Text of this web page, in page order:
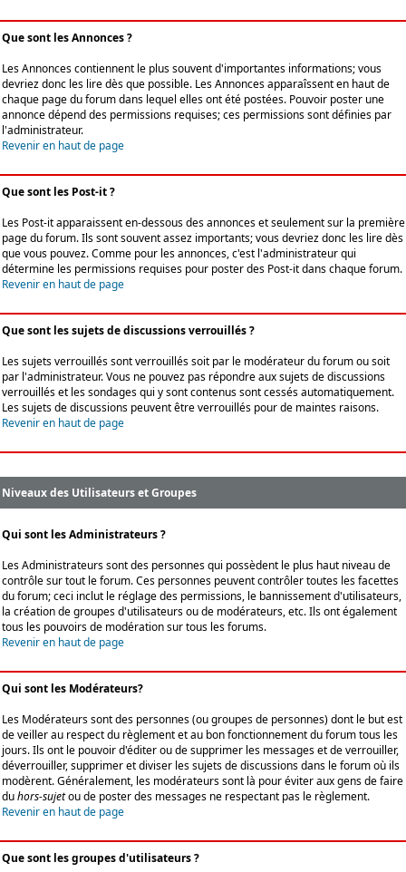
Que sont les Annonces ?
Les Annonces contiennent le plus souvent d'importantes informations; vous
devriez donc les lire dès que possible. Les Annonces apparaîssent en haut de
chaque page du forum dans lequel elles ont été postées. Pouvoir poster une
annonce dépend des permissions requises; ces permissions sont définies par
l'administrateur.
Revenir en haut de page
Que sont les Post-it ?
Les Post-it apparaissent en-dessous des annonces et seulement sur la première
page du forum. Ils sont souvent assez importants; vous devriez donc les lire dès
que vous pouvez. Comme pour les annonces, c'est l'administrateur qui
détermine les permissions requises pour poster des Post-it dans chaque forum.
Revenir en haut de page
Que sont les sujets de discussions verrouillés ?
Les sujets verrouillés sont verrouillés soit par le modérateur du forum ou soit
par l'administrateur. Vous ne pouvez pas répondre aux sujets de discussions
verrouillés et les sondages qui y sont contenus sont cessés automatiquement.
Les sujets de discussions peuvent être verrouillés pour de maintes raisons.
Revenir en haut de page
Niveaux des Utilisateurs et Groupes
Qui sont les Administrateurs ?
Les Administrateurs sont des personnes qui possèdent le plus haut niveau de
contrôle sur tout le forum. Ces personnes peuvent contrôler toutes les facettes
du forum; ceci inclut le réglage des permissions, le bannissement d'utilisateurs,
la création de groupes d'utilisateurs ou de modérateurs, etc. Ils ont également
tous les pouvoirs de modération sur tous les forums.
Revenir en haut de page
Qui sont les Modérateurs?
Les Modérateurs sont des personnes (ou groupes de personnes) dont le but est
de veiller au respect du règlement et au bon fonctionnement du forum tous les
jours. Ils ont le pouvoir d'éditer ou de supprimer les messages et de verrouiller,
déverrouiller, supprimer et diviser les sujets de discussions dans le forum où ils
modèrent. Généralement, les modérateurs sont là pour éviter aux gens de faire
duhors-sujetou de poster des messages ne respectant pas le règlement.
Revenir en haut de page
Que sont les groupes d'utilisateurs ?